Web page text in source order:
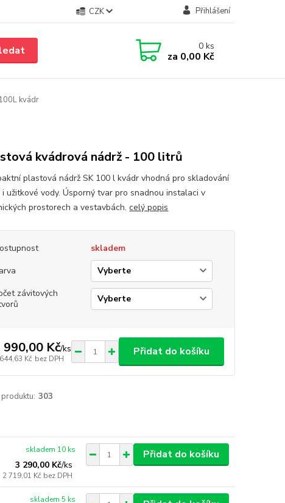
CZK Přihlášení
0 ks
za 0,00 Kč
kvádr
kvádrová nádrž - 100 litrů
plastová nádrž SK 100 l kvádr vhodná pro skladování
užitkové vody. Úsporný tvar pro snadnou instalaci v
prostorech a vestavbách.celý popis
skladem
závitových
990,00 Kč/ks
Kč bez DPH
Přidat do košíku
303
3 290,00 Kč/ks
2 719,01 Kč bez DPH
skladem 10 ks Přidat do košíku
skladem 5 ks